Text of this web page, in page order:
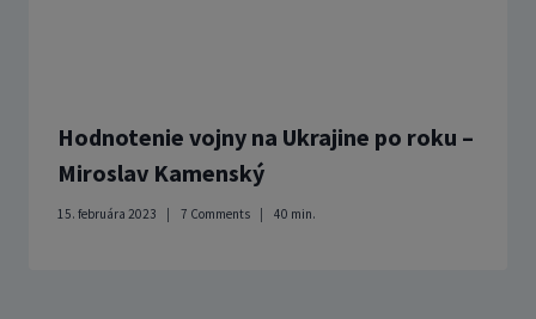
Hodnotenie vojny na Ukrajine po roku –
Miroslav Kamenský
15. februára 2023 7 Comments 40 min.